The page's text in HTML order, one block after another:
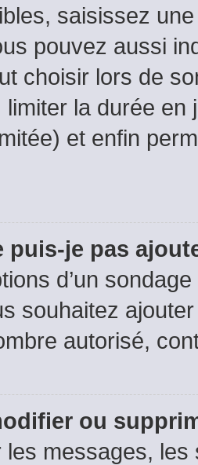
saisissez
pouvez aussi
choisir lors de
limiter la durée
et enfin
puis-je pas
d’un
souhaitez
autorisé,
ou
les messages,